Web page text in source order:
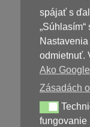
spájať s
odmietnuť.
Ako
Zásadách
Technické –
fungovanie